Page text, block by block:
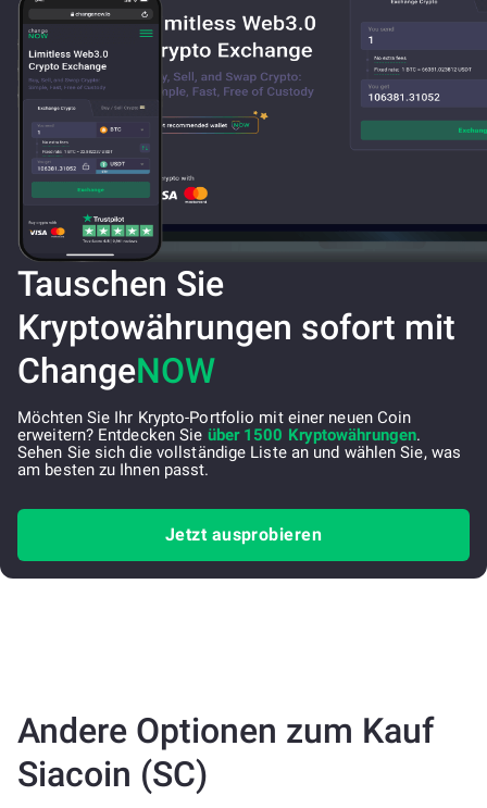
Tauschen Sie
Kryptowährungen sofort mit
ChangeNOW
Möchten Sie Ihr Krypto-Portfolio mit einer neuen Coin
erweitern? Entdecken Sie über 1500 Kryptowährungen.
Sehen Sie sich die vollständige Liste an und wählen Sie, was
am besten zu Ihnen passt.
Jetzt ausprobieren
Andere Optionen zum Kauf
Siacoin (SC)